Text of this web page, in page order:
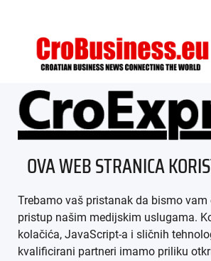
ÜBER UNS
IMPRESSUM
AGB
DATENSCHUTZ
OVA WEB STRANICA
Trebamo vaš pristanak da bismo
pristup našim medijskim uslugama.
kolačića, JavaScript-a i sličnih
kvalificirani partneri imamo priliku